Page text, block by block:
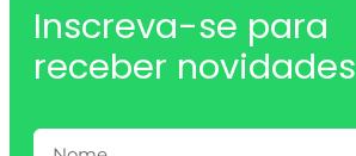
Inscreva-se para
receber novidades